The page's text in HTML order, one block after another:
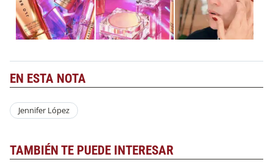
EN ESTA NOTA
Jennifer López
TAMBIÉN TE PUEDE INTERESAR